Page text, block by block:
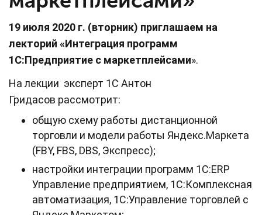
19 июля 2020 г. (вторник) приглашаем на
лекторий «Интеграция программ
1С:Предприятие с маркетплейсами».
На лекции эксперт 1С Антон
Гридасов рассмотрит:
общую схему работы дистанционной
торговли и модели работы Яндекс.Маркета
(FBY, FBS, DBS, Экспресс);
настройки интеграции программ 1С:ERP
Управление предприятием, 1С:Комплексная
автоматизация, 1С:Управление торговлей с